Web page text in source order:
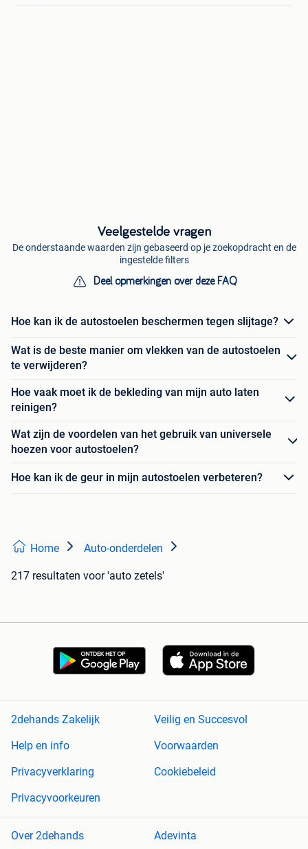
Veelgestelde vragen
De onderstaande waarden zijn gebaseerd op je zoekopdracht en de
ingestelde filters
Deel opmerkingen over deze FAQ
Hoe kan ik de autostoelen beschermen tegen slijtage?
Wat is de beste manier om vlekken van de autostoelen
te verwijderen?
Hoe vaak moet ik de bekleding van mijn auto laten
reinigen?
Wat zijn de voordelen van het gebruik van universele
hoezen voor autostoelen?
Hoe kan ik de geur in mijn autostoelen verbeteren?
Home Auto-onderdelen
217 resultaten voor 'auto zetels'
2dehands Zakelijk
Veilig en Succesvol
Help en info
Voorwaarden
Privacyverklaring
Cookiebeleid
Privacyvoorkeuren
Over 2dehands Adevinta